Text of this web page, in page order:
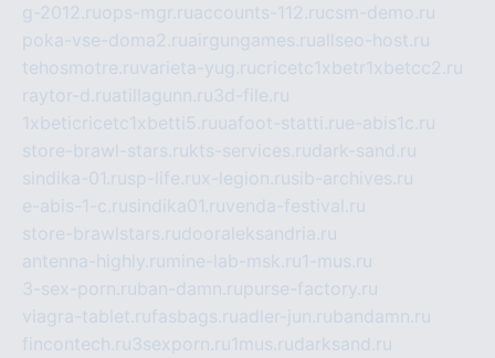
g-2012.ruops-mgr.ruaccounts-112.rucsm-demo.ru
poka-vse-doma2.ruairgungames.ruallseo-host.ru
tehosmotre.ruvarieta-yug.rucricetc1xbetr1xbetcc2.ru
raytor-d.ruatillagunn.ru3d-file.ru
1xbeticricetc1xbetti5.ruuafoot-statti.rue-abis1c.ru
store-brawl-stars.rukts-services.rudark-sand.ru
sindika-01.rusp-life.rux-legion.rusib-archives.ru
e-abis-1-c.rusindika01.ruvenda-festival.ru
store-brawlstars.rudooraleksandria.ru
antenna-highly.ru mine-lab-msk.ru1-mus.ru
3-sex-porn.ruban-damn.rupurse-factory.ru
viagra-tablet.rufasbags.ruadler-jun.rubandamn.ru
fincontech.ru3sexporn.ru1mus.rudarksand.ru